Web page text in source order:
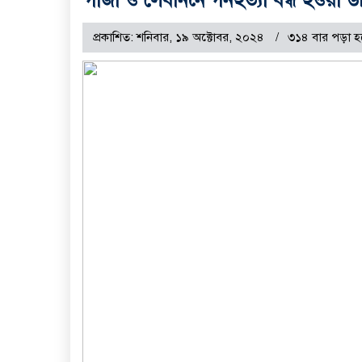
প্রকাশিত: শনিবার, ১৯ অক্টোবর, ২০২৪ ৩১৪ বার পড়া